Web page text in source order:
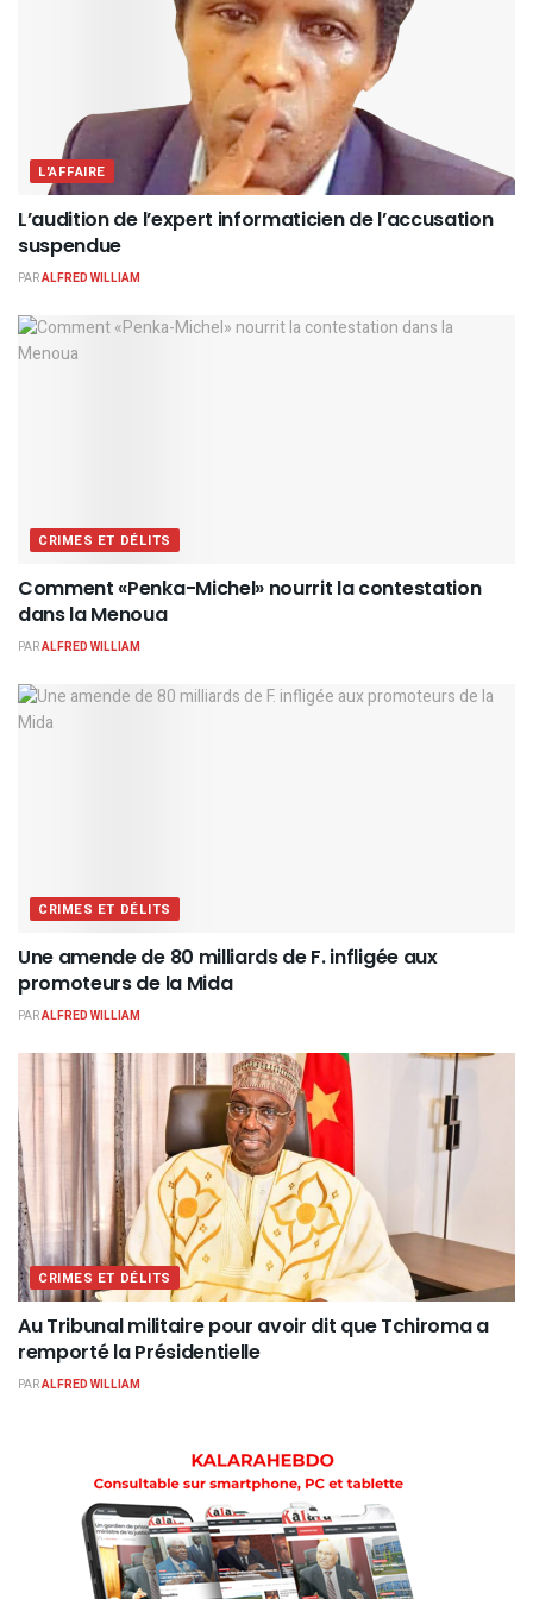
L'AFFAIRE
L’audition de l’expert informaticien de l’accusation
suspendue
PARALFRED WILLIAM
CRIMES ET DÉLITS
Comment «Penka-Michel» nourrit la contestation
dans la Menoua
PARALFRED WILLIAM
CRIMES ET DÉLITS
Une amende de 80 milliards de F. infligée aux
promoteurs de la Mida
PARALFRED WILLIAM
CRIMES ET DÉLITS
Au Tribunal militaire pour avoir dit que Tchiroma a
remporté la Présidentielle
PARALFRED WILLIAM